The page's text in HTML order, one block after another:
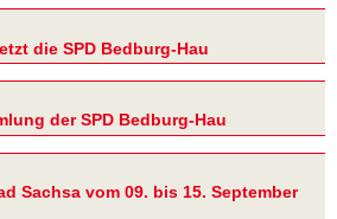
die SPD Bedburg-Hau
der SPD Bedburg-Hau
Sachsa vom 09. bis 15. September